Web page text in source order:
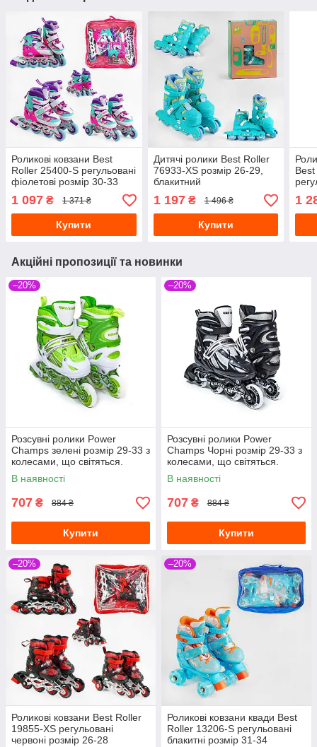
Роликові ковзани Best
Roller 25400-S регульовані
фіолетові розмір 30-33
1 097 ₴ 1 371 ₴
Купити
Дитячі ролики Best Roller
76933-XS розмір 26-29,
блакитний
1 197₴ 1 496 ₴
Купити
1
Акційні пропозиції та новинки
–20%
Розсувні ролики Power
Champs зелені розмір 29-33 з
колесами, що світяться.
В наявності
707 ₴ 884 ₴
Купити
–20%
Розсувні ролики Power
Champs Чорні розмір 29-33 з
колесами, що світяться.
В наявності
707 ₴ 884 ₴
Купити
–20%
Роликові ковзани Best Roller
19855-XS регульовані
червоні розмір 26-28
–20%
Роликові ковзани квади Best
Roller 13206-S регульовані
блакитні розмір 31-34